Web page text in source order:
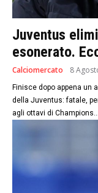
Juventus
esonerato.
Calciomercato 8
Finisce dopo appena un
della Juventus: fatale,
agli ottavi di Champions...